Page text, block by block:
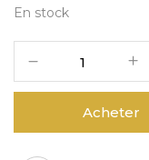
En stock
Acheter